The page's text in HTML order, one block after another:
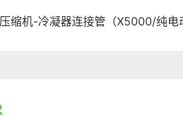
缩机-冷凝器连接管（X5000/纯电